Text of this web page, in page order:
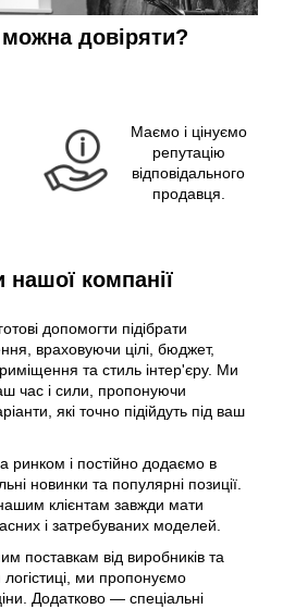
довіряти?
Маємо і цінуємо
репутацію
відповідального
продавця.
нашої компанії
допомогти підібрати
враховуючи цілі, бюджет,
та стиль інтер'єру. Ми
час і сили, пропонуючи
які точно підійдуть під ваш
ринком і постійно додаємо в
новинки та популярні позиції.
клієнтам завжди мати
і затребуваних моделей.
поставкам від виробників та
логістиці, ми пропонуємо
Додатково — спеціальні